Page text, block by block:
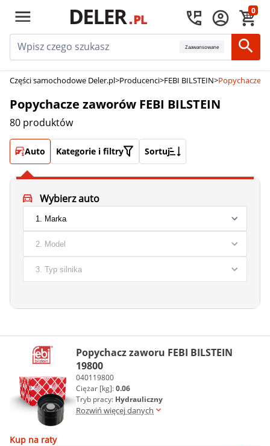
0
Zaawansowane
Części samochodowe Deler.pl>Producenci>FEBI BILSTEIN>Popychacze
Popychacze zaworów FEBI BILSTEIN
80 produktów
Auto Kategorie i filtry Sortuj
Wybierz auto
Popychacz zaworu FEBI BILSTEIN
19800
040119800
Ciężar [kg]:0.06
Tryb pracy: Hydrauliczny
Rozwiń więcej danych
Kup na raty